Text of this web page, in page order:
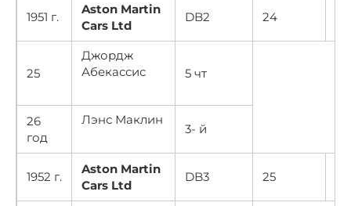
1951 г.
Aston Martin
Cars Ltd
DB2 24
25
Джордж
Абекассис
5 чт
26
год
Лэнс Маклин
3- й
1952 г.
Aston Martin
Cars Ltd
DB3 25